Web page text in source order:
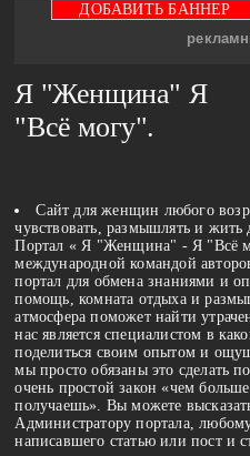
ДОБАВИТЬ БАННЕР
Я "Женщина" Я
"Всё могу".
Сайт для женщин любого
чувствовать, размышлять и жить
Портал « Я "Женщина" - Я "Всё
международной командой
портал для обмена знаниями и
помощь, комната отдыха и
атмосфера поможет найти
нас является специалистом в
поделиться своим опытом и
мы просто обязаны это сделать
очень простой закон «чем
получаешь». Вы можете
Администратору портала,
написавшего статью или пост и